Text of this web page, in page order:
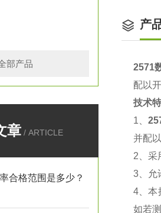
部产品
章 / ARTICLE
合格范围是多少？
产
2571
配以
技术
1、
并配
2、采
3、允
4、本
如若